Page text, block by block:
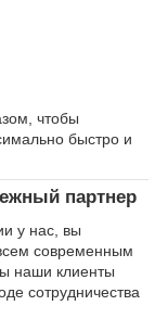
чтобы
быстро и
партнер
у нас, вы
современным
наши клиенты
сотрудничества